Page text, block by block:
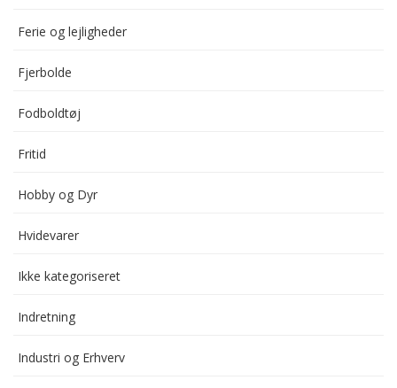
Ferie og lejligheder
Fjerbolde
Fodboldtøj
Fritid
Hobby og Dyr
Hvidevarer
Ikke kategoriseret
Indretning
Industri og Erhverv